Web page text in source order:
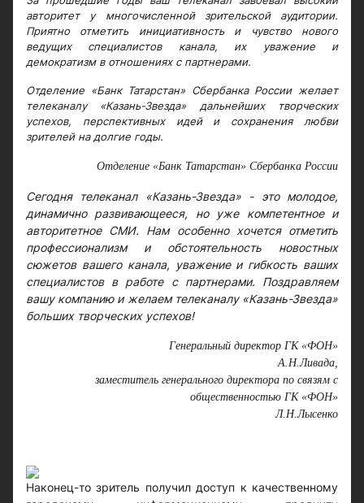
авторитет у многочисленной зрительской аудитории.
Приятно отметить инициативность и чувство нового
ведущих специалистов канала, их уважение и
демократизм в отношениях с партнерами.
Отделение «Банк Татарстан» Сбербанка России желает
телеканалу «Казань-Звезда» дальнейших творческих
успехов, перспективных идей и сохранения любви
зрителей на долгие годы.
Отделение «Банк Татарстан» Сбербанка России
Сегодня телеканал «Казань-Звезда» - это молодое,
динамично развивающееся, но уже компетентное и
авторитетное СМИ. Нам особенно хочется отметить
профессионализм и обстоятельность новостных
сюжетов вашего канала, уважение и гибкость ваших
специалистов в работе с партнерами. Поздравляем
вашу компанию и желаем телеканалу «Казань-Звезда»
больших творческих успехов!
Генеральный директор ГК «ФОН»
А.Н.Ливада,
заместитель генерального директора по связям с
общественностью ГК «ФОН»
Л.Н.Лысенко
Наконец-то зритель получил доступ к качественному